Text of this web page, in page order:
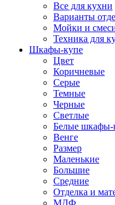
Все для кухни
Варианты
Мойки и
Техника для
Шкафы-купе
Цвет
Коричневые
Серые
Темные
Черные
Светлые
Белые шкафы-
Венге
Размер
Маленькие
Большие
Средние
Отделка и
МДФ